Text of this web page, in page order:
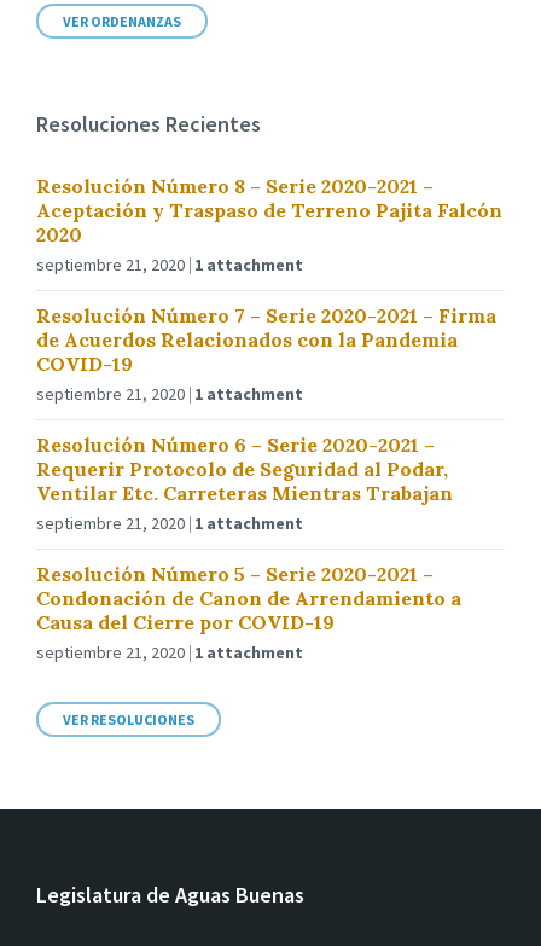
VER ORDENANZAS
Resoluciones Recientes
Resolución Número 8 – Serie 2020-2021 –
Aceptación y Traspaso de Terreno Pajita Falcón
2020
septiembre 21, 2020 1 attachment
Resolución Número 7 – Serie 2020-2021 – Firma
de Acuerdos Relacionados con la Pandemia
COVID-19
septiembre 21, 2020 1 attachment
Resolución Número 6 – Serie 2020-2021 –
Requerir Protocolo de Seguridad al Podar,
Ventilar Etc. Carreteras Mientras Trabajan
septiembre 21, 2020 1 attachment
Resolución Número 5 – Serie 2020-2021 –
Condonación de Canon de Arrendamiento a
Causa del Cierre por COVID-19
septiembre 21, 2020 1 attachment
VER RESOLUCIONES
Legislatura de Aguas Buenas